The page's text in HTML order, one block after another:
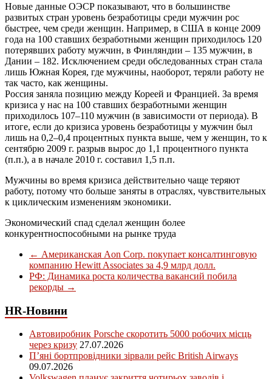
Новые данные ОЭСР показывают, что в большинстве
развитых стран уровень безработицы среди мужчин рос
быстрее, чем среди женщин. Например, в США в конце 2009
года на 100 ставших безработными женщин приходилось 120
потерявших работу мужчин, в Финляндии – 135 мужчин, в
Дании – 182. Исключением среди обследованных стран стала
лишь Южная Корея, где мужчины, наоборот, теряли работу не
так часто, как женщины.
Россия заняла позицию между Кореей и Францией. За время
кризиса у нас на 100 ставших безработными женщин
приходилось 107–110 мужчин (в зависимости от периода). В
итоге, если до кризиса уровень безработицы у мужчин был
лишь на 0,2–0,4 процентных пункта выше, чем у женщин, то к
сентябрю 2009 г. разрыв вырос до 1,1 процентного пункта
(п.п.), а в начале 2010 г. составил 1,5 п.п.
Мужчины во время кризиса действительно чаще теряют
работу, потому что больше заняты в отраслях, чувствительных
к циклическим изменениям экономики.
Экономический спад сделал женщин более
конкурентноспособными на рынке труда
← Американская Aon Corp. покупает консалтинговую
компанию Hewitt Associates за 4,9 млрд долл.
РФ: Динамика роста количества вакансий побила
рекорды →
HR-Новини
Автовиробник Porsche скоротить 5000 робочих місць
через кризу 27.07.2026
П’яні бортпровідники зірвали рейс British Airways
09.07.2026